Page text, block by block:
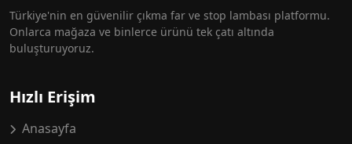
Türkiye'nin en güvenilir çıkma far ve stop lambası platformu.
Onlarca mağaza ve binlerce ürünü tek çatı altında
buluşturuyoruz.
Hızlı Erişim
Anasayfa